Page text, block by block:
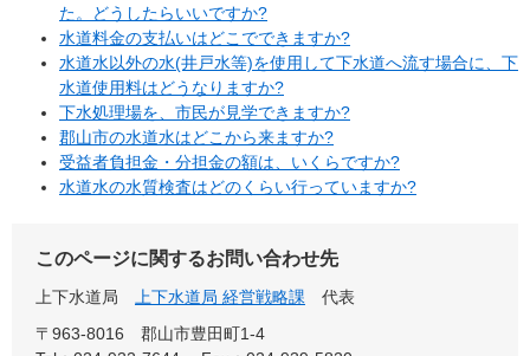
た。どうしたらいいですか?
水道料金の支払いはどこでできますか?
水道水以外の水(井戸水等)を使用して下水道へ流す場合に、下
水道使用料はどうなりますか?
下水処理場を、市民が見学できますか?
郡山市の水道水はどこから来ますか?
受益者負担金・分担金の額は、いくらですか?
水道水の水質検査はどのくらい行っていますか?
このページに関するお問い合わせ先
上下水道局 上下水道局 経営戦略課
代表
〒963-8016
郡山市豊田町1-4